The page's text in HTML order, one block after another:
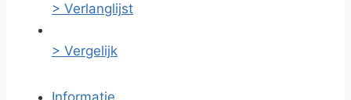
> Verlanglijst
> Vergelijk
Informatie